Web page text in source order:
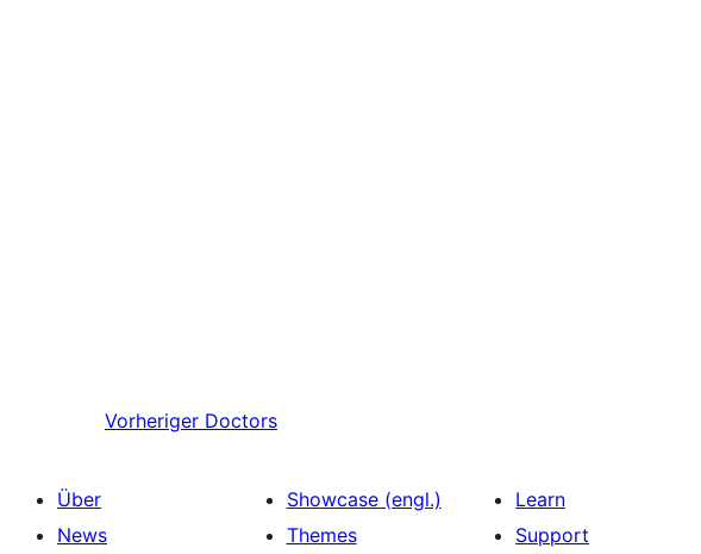
Vorheriger Doctors
Über
News
Showcase (engl.)
Themes
Learn
Support